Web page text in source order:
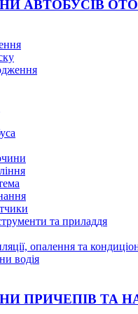
АВТОБУСІВ
та приладдя
опалення та
водія
ПРИЧЕПІВ ТА